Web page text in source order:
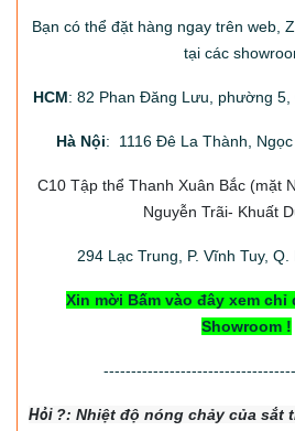
Bạn có thể đặt hàng ngay trên web,
tại các
HCM: 82 Phan Đăng Lưu, phường 5,
Hà Nội: 1116 Đê La Thành,
C10 Tập thể Thanh Xuân Bắc (mặt
Nguyễn Trãi- Khuất
294Lạc Trung, P. Vĩnh Tuy, Q.
Xin mời Bấm vào đây xem
Showroom !
Hỏi ?: Nhiệt độ nóng chảy của sắt